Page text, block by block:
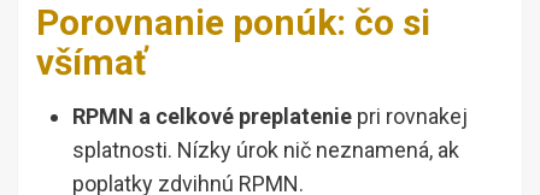
Porovnanie ponúk: čo si
všímať
RPMN a celkové preplatenie pri rovnakej
splatnosti. Nízky úrok nič neznamená, ak
poplatky zdvihnú RPMN.